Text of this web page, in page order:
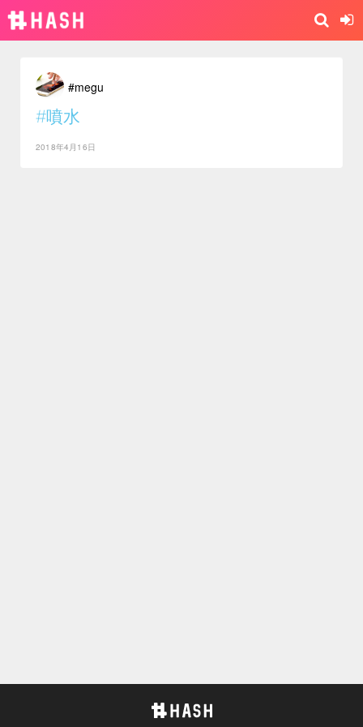
#megu
#噴水
2018年4月16日